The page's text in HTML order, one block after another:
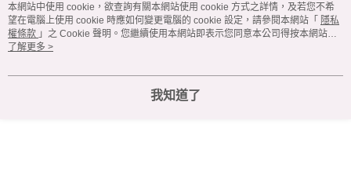
熱門標籤
本網站中使用 cookie，欲查詢有關本網站使用 cookie 方式之詳情，及若您不希
望在電腦上使用 cookie 時應如何變更電腦的 cookie 設定，請參閱本網站「 隱私
權條款 」之 Cookie 聲明。您繼續使用本網站即表示您同意本公司得按本網站使
用條款之 Cookie 聲明使用 cookie。
了解更多 >
我知道了